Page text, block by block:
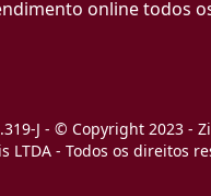
online todos
J - © Copyright 2023 -
LTDA - Todos os direitos